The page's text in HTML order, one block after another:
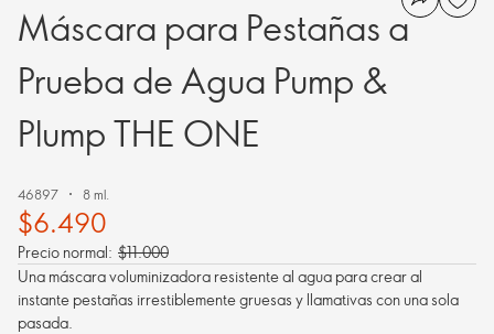
Máscara para Pestañas a
Prueba de Agua Pump &
Plump THE ONE
46897 8 ml.
$6.490
Precio normal: $11.000
Una máscara voluminizadora resistente al agua para crear al
instante pestañas irrestiblemente gruesas y llamativas con una sola
pasada.